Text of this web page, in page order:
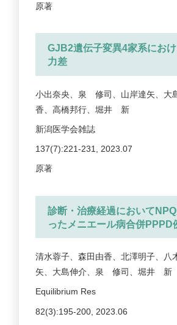
原著
GJB2遺伝子変異4家系にお
力差
小出奈央、泉 修司、山岸達矢、大
香、高橋邦行、堀井 新
新潟医学会雑誌
137(7):221-231, 2023.07
原著
診断・治療経過において
ったメニエール病合併PPPD
清水蓉子、森田由香、北澤明子、八
矢、大島伸介、泉 修司、堀井 新
Equilibrium Res
82(3):195-200, 2023.06